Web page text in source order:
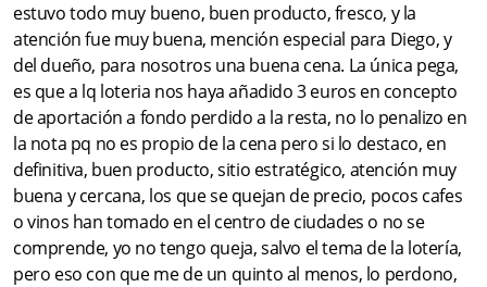
estuvo todo muy bueno, buen producto, fresco, y la
atención fue muy buena, mención especial para Diego, y
del dueño, para nosotros una buena cena. La única pega,
es que a lq loteria nos haya añadido 3 euros en concepto
de aportación a fondo perdido a la resta, no lo penalizo en
la nota pq no es propio de la cena pero si lo destaco, en
definitiva, buen producto, sitio estratégico, atención muy
buena y cercana, los que se quejan de precio, pocos cafes
o vinos han tomado en el centro de ciudades o no se
comprende, yo no tengo queja, salvo el tema de la lotería,
pero eso con que me de un quinto al menos, lo perdono,